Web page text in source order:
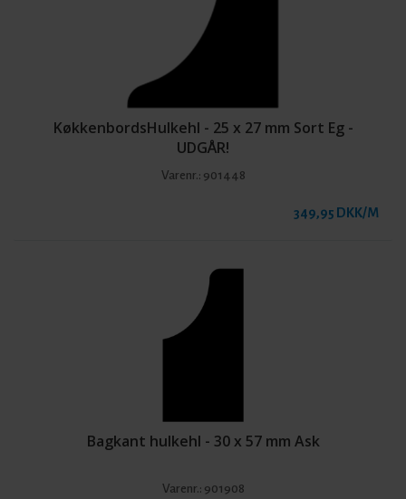
KøkkenbordsHulkehl - 25 x 27 mm Sort Eg -
UDGÅR!
Varenr.: 901448
349,95 DKK/M
Bagkant hulkehl - 30 x 57 mm Ask
Varenr.: 901908